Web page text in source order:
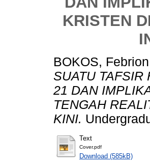
KRISTEN
BOKOS, Febrion
SUATU TAFSIR
21 DAN
TENGAH
KINI.
Text
Cover.pdf
Download (585kB)